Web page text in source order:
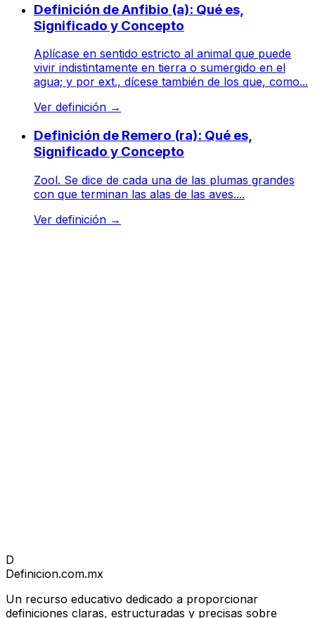
Definición de Anfibio (a): Qué es,
Significado y Concepto
Aplícase en sentido estricto al animal que puede
vivir indistintamente en tierra o sumergido en el
agua; y por ext., dícese también de los que, como...
Ver definición →
Definición de Remero (ra): Qué es,
Significado y Concepto
Zool. Se dice de cada una de las plumas grandes
con que terminan las alas de las aves....
Ver definición →
D
Definicion.com.mx
Un recurso educativo dedicado a proporcionar
definiciones claras, estructuradas y precisas sobre